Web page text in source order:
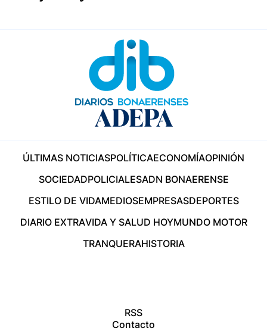
ÚLTIMAS NOTICIASPOLÍTICAECONOMÍAOPINIÓN
SOCIEDADPOLICIALESADN BONAERENSE
ESTILO DE VIDAMEDIOSEMPRESASDEPORTES
DIARIO EXTRAVIDA Y SALUD HOYMUNDO MOTOR
TRANQUERAHISTORIA
RSS
Contacto